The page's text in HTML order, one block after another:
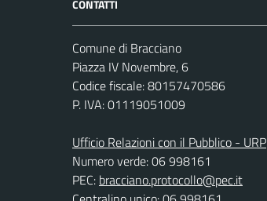
CONTATTI
Comune di Bracciano
Piazza IV Novembre, 6
Codice fiscale: 80157470586
P. IVA: 01119051009
Ufficio Relazioni con il Pubblico - URP
Numero verde: 06 998161
PEC: bracciano.protocollo@pec.it